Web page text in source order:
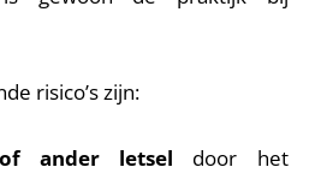
risico’s zijn:
ander letsel door het